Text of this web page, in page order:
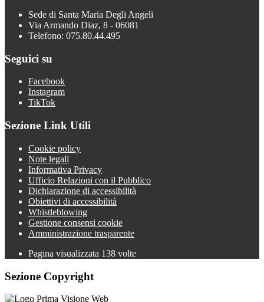
Sede di Santa Maria Degli Angeli
Via Armando Diaz, 8 - 06081
Telefono: 075.80.44.495
Seguici su
Facebook
Instagram
TikTok
Sezione Link Utili
Cookie policy
Note legali
Informativa Privacy
Ufficio Relazioni con il Pubblico
Dichiarazione di accessibilità
Obiettivi di accessibilità
Whistleblowing
Gestione consensi cookie
Amministrazione trasparente
Pagina visualizzata 138 volte
Sezione Copyright